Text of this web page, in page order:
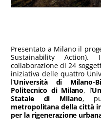
Presentato a Milano il
Sustainability
collaborazione di 24
iniziativa delle quattro
l’Università di Milano-
Politecnico di Milano, l’
Statale di Milano,
metropolitana della città
per la rigenerazione